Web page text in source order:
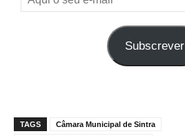
o
Subscrever
TAGS
Câmara Municipal de Sintra